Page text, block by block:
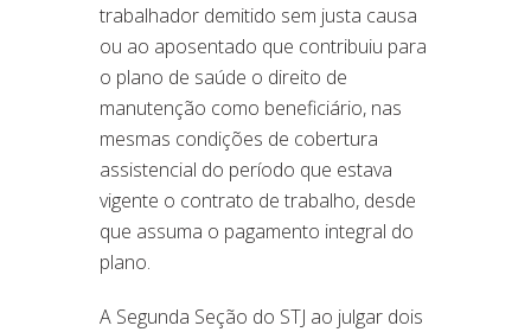
trabalhador demitido sem justa causa
ou ao aposentado que contribuiu para
o plano de saúde o direito de
manutenção como beneficiário, nas
mesmas condições de cobertura
assistencial do período que estava
vigente o contrato de trabalho, desde
que assuma o pagamento integral do
plano.
A Segunda Seção do STJ ao julgar dois